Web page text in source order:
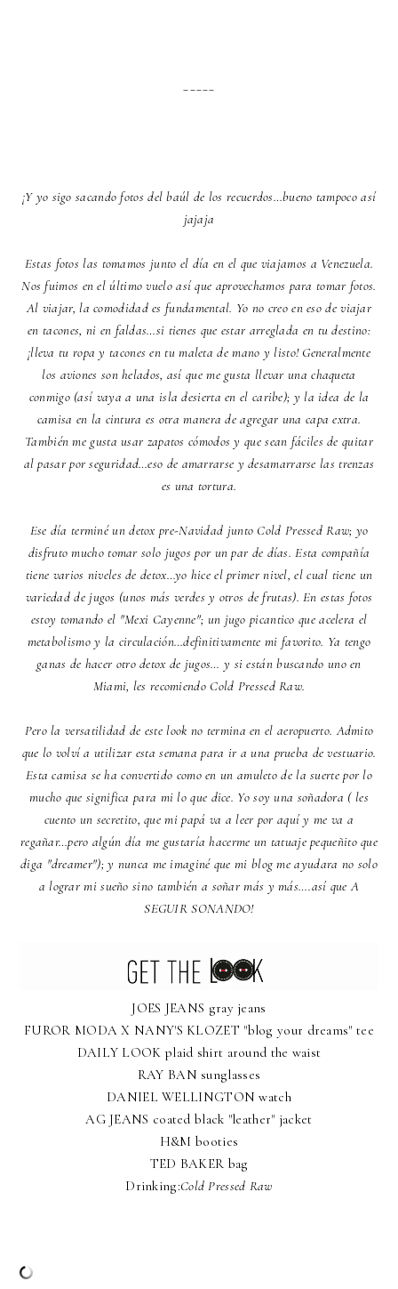
¡Y yo sigo sacando fotos del baúl de los recuerdos…bueno tampoco así
jajaja
Estas fotos las tomamos junto el día en el que viajamos a Venezuela.
Nos fuimos en el último vuelo así que aprovechamos para tomar fotos.
Al viajar, la comodidad es fundamental. Yo no creo en eso de viajar
en tacones, ni en faldas…si tienes que estar arreglada en tu destino:
¡lleva tu ropa y tacones en tu maleta de mano y listo! Generalmente
los aviones son helados, así que me gusta llevar una chaqueta
conmigo (así vaya a una isla desierta en el caribe); y la idea de la
camisa en la cintura es otra manera de agregar una capa extra.
También me gusta usar zapatos cómodos y que sean fáciles de quitar
al pasar por seguridad…eso de amarrarse y desamarrarse las trenzas
es una tortura.
Ese día terminé un detox pre-Navidad junto Cold Pressed Raw; yo
disfruto mucho tomar solo jugos por un par de días. Esta compañía
tiene varios niveles de detox…yo hice el primer nivel, el cual tiene un
variedad de jugos (unos más verdes y otros de frutas). En estas fotos
estoy tomando el "Mexi Cayenne"; un jugo picantico que acelera el
metabolismo y la circulación…definitivamente mi favorito. Ya tengo
ganas de hacer otro detox de jugos… y si están buscando uno en
Miami, les recomiendo Cold Pressed Raw.
Pero la versatilidad de este look no termina en el aeropuerto. Admito
que lo volví a utilizar esta semana para ir a una prueba de vestuario.
Esta camisa se ha convertido como en un amuleto de la suerte por lo
mucho que significa para mi lo que dice. Yo soy una soñadora ( les
cuento un secretito, que mi papá va a leer por aquí y me va a
regañar…pero algún día me gustaría hacerme un tatuaje pequeñito que
diga "dreamer"); y nunca me imaginé que mi blog me ayudara no solo
a lograr mi sueño sino también a soñar más y más….así que A
SEGUIR SONANDO!
JOES JEANS gray jeans
FUROR MODA X NANY'S KLOZET "blog your dreams" tee
DAILY LOOK plaid shirt around the waist
RAY BAN sunglasses
DANIEL WELLINGTON watch
AG JEANS coated black "leather" jacket
H&M booties
TED BAKER bag
Drinking:Cold Pressed Raw